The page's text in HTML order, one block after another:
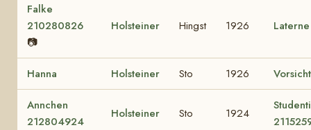
Falke
210280826
📷
Holsteiner Hingst 1926
Hanna Holsteiner Sto 1926 Vorsicht
Annchen
212804924
Holsteiner Sto 1924